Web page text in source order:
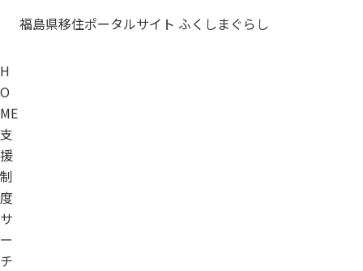
福島県移住ポータルサイト ふくしまぐらし
H
O
ME
支
援
制
度
サ
ー
チ